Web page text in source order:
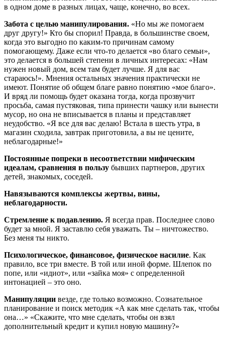
в одном доме в разных лицах, чаще, конечно, во всех.
Забота с целью манипулирования. «Но мы же помогаем
друг другу!» Кто бы спорил! Правда, в большинстве своем,
когда это выгодно по каким-то причинам самому
помогающему. Даже если что-то делается «во благо семьи»,
это делается в большей степени в личных интересах: «Нам
нужен новый дом, всем там будет лучше. Я для вас
стараюсь!». Мнения остальных значения практически не
имеют. Понятие об общем благе равно понятию «мое благо».
И вряд ли помощь будет оказана тогда, когда прозвучит
просьба, самая пустяковая, типа принести чашку или вынести
мусор, но она не вписывается в планы и представляет
неудобство. «Я все для вас делаю! Встала в шесть утра, в
магазин сходила, завтрак приготовила, а вы не цените,
неблагодарные!»
Постоянные попреки в несоответствии мифическим
идеалам, сравнения в пользу бывших партнеров, других
детей, знакомых, соседей.
Навязываются комплексы жертвы, вины,
неблагодарности.
Стремление к подавлению. Я всегда прав. Последнее слово
будет за мной. Я заставлю себя уважать. Ты – ничтожество.
Без меня ты никто.
Психологическое, финансовое, физическое насилие. Как
правило, все три вместе. В той или иной форме. Шлепок по
попе, или «идиот», или «зайка моя» с определенной
интонацией – это оно.
Манипуляции везде, где только возможно. Сознательное
планирование и поиск методик «А как мне сделать так, чтобы
она…» «Скажите, что мне сделать, чтобы он взял
дополнительный кредит и купил новую машину?»